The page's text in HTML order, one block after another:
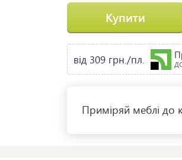
Купити
від 309 грн./пл.
Приміряй меблі до